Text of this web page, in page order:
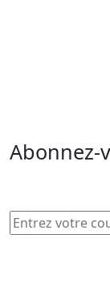
Abonnez-